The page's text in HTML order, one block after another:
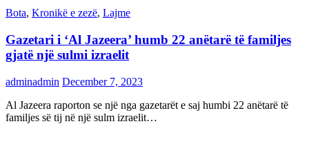
Bota, Kronikë e zezë, Lajme
Gazetari i ‘Al Jazeera’ humb 22 anëtarë të familjes
gjatë një sulmi izraelit
adminadmin December 7, 2023
Al Jazeera raporton se një nga gazetarët e saj humbi 22 anëtarë të
familjes së tij në një sulm izraelit…